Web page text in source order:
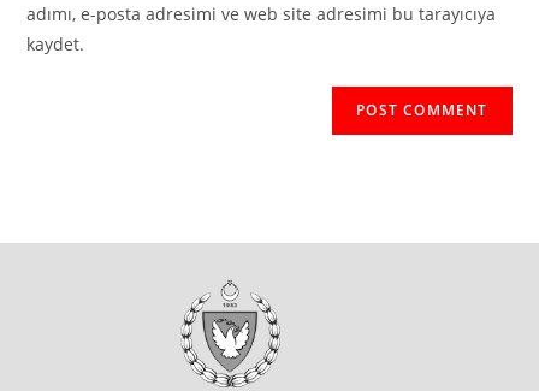
adımı, e-posta adresimi ve web site adresimi bu tarayıcıya
kaydet.